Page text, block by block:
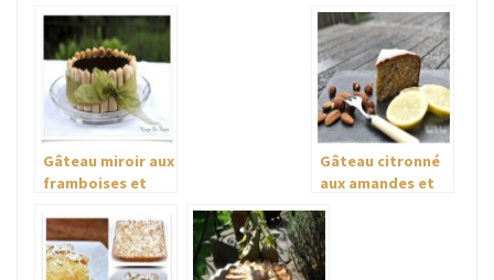
à la mousse de
fraises
Gâteau miroir aux
framboises et
Gâteau citronné
aux amandes et